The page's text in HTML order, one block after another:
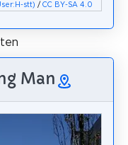
stt) /CC BY-SA 4.0
Man